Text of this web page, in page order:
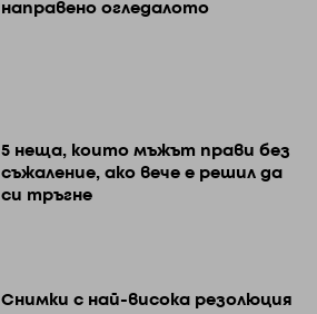
направено огледалото
5 неща, които мъжът прави без
съжаление, ако вече е решил да
си тръгне
Снимки с най-висока резолюция